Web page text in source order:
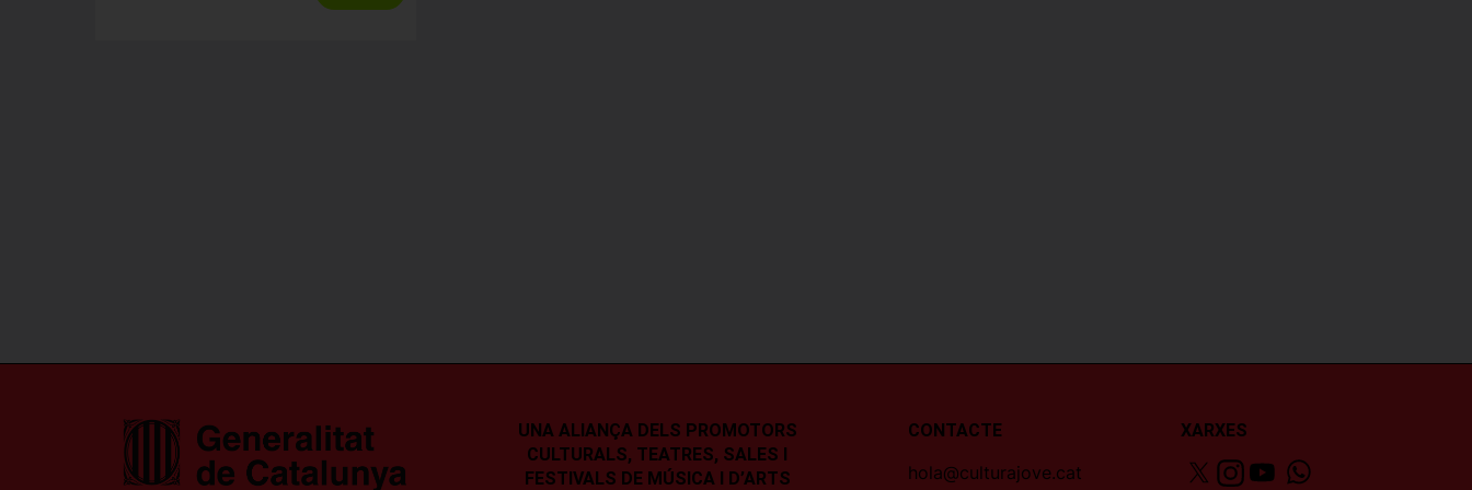
UNA ALIANÇA DELS PROMOTORS
CULTURALS, TEATRES, SALES I
FESTIVALS DE MÚSICA I D’ARTS
CONTACTE
hola@culturajove.cat
XARXES